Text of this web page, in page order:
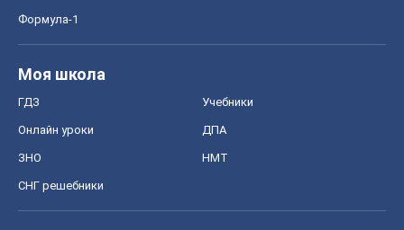
Формула-1
Моя школа
ГДЗ Учебники
Онлайн уроки ДПА
ЗНО НМТ
СНГ решебники